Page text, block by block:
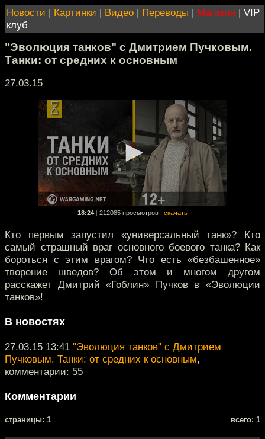
Новости | Картинки | Видео | Переводы | Магазин | VIP
клуб
"Эволюция танков" с Дмитрием Пучковым.
Танки: от средних к основным
27.03.15
18:24 212085 просмотров скачать
Кто первым запустил «универсальный танк»? Кто
самый страшный враг основного боевого танка? Как
бороться с этим врагом? Что есть «безбашенное»
творение шведов? Об этом и многом другом
расскажет Дмитрий «Гоблин» Пучков в «Эволюции
танков»!
В новостях
27.03.15 13:41 "Эволюция танков" с Дмитрием
Пучковым. Танки: от средних к основным,
комментарии: 55
Комментарии
cтраницы: 1 всего: 1